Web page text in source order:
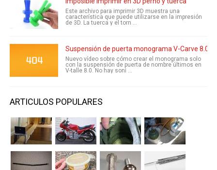
Este archivo para imprimir 3D muestra una
característica que puede utilizarse en la impresión
de 3D. La tuerca y el torn ...
Suspensión de puerta monograma V-Carve 8.0
Nuevo vídeo sobre cómo crear el monograma solo
con la suspensión de puerta de nombre últimos en
V-talle 8.0. No hay soni ...
ARTICULOS POPULARES